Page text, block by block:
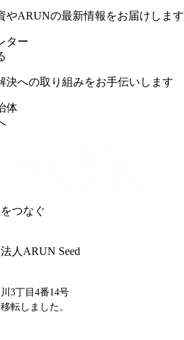
やARUNの最新情報をお届けします
ター
決への取り組みをお手伝いします
体
つなぐ
人ARUN Seed
3丁目4番14号
転しました。